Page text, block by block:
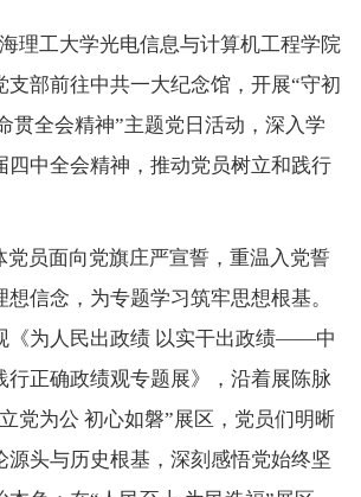
理工大学光电信息与计算机工程学院
支部前往中共一大纪念馆，开展“守初
贯全会精神”主题党日活动，深入学
四中全会精神，推动党员树立和践行
员面向党旗庄严宣誓，重温入党誓
信念，为专题学习筑牢思想根基。
《为人民出政绩 以实干出政绩——中
行正确政绩观专题展》，沿着展陈脉
党为公 初心如磐”展区，党员们明晰
源头与历史根基，深刻感悟党始终坚